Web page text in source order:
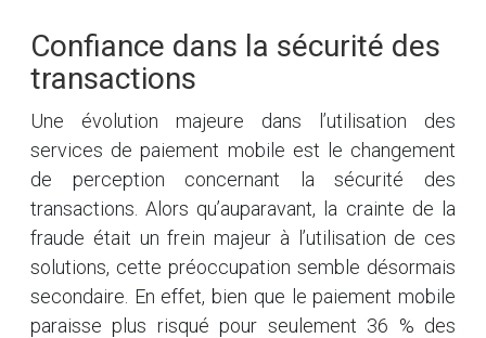
Confiance dans la sécurité des
transactions
Une évolution majeure dans l’utilisation des
services de paiement mobile est le changement
de perception concernant la sécurité des
transactions. Alors qu’auparavant, la crainte de la
fraude était un frein majeur à l’utilisation de ces
solutions, cette préoccupation semble désormais
secondaire. En effet, bien que le paiement mobile
paraisse plus risqué pour seulement 36 % des